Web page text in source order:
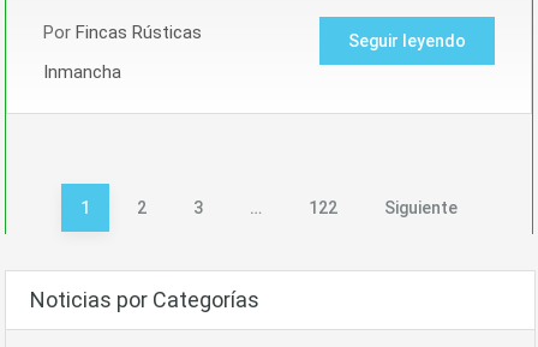
Por Fincas Rústicas
Inmancha
Seguir leyendo
Paginación
entradas
1 2 3 … 122 Siguiente
Noticias por Categorías